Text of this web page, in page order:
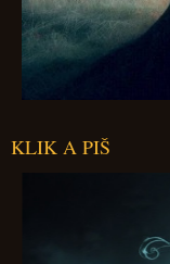
KLIK A PIŠ